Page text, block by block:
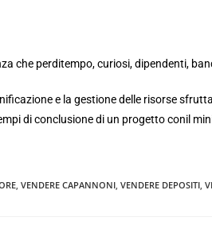
che perditempo, curiosi, dipendenti,
e la gestione delle risorse
di conclusione di un progetto conil
, VENDERE CAPANNONI, VENDERE DEPOSITI,